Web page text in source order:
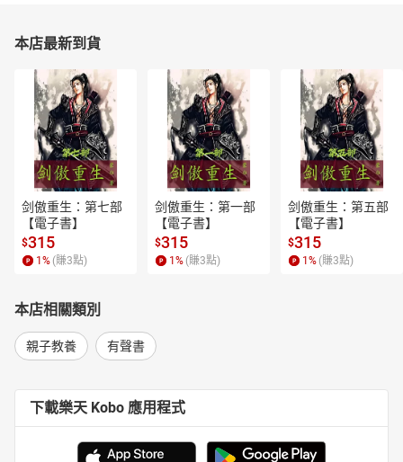
本店最新到貨
剑傲重生：第七部
【電子書】
$315
1 % (賺3點)
剑傲重生：第一部
【電子書】
$315
1 % (賺3點)
剑傲重生：第五部
【電子書】
$315
1 % (賺3點)
本店相關類別
親子教養 有聲書
下載樂天 Kobo 應用程式